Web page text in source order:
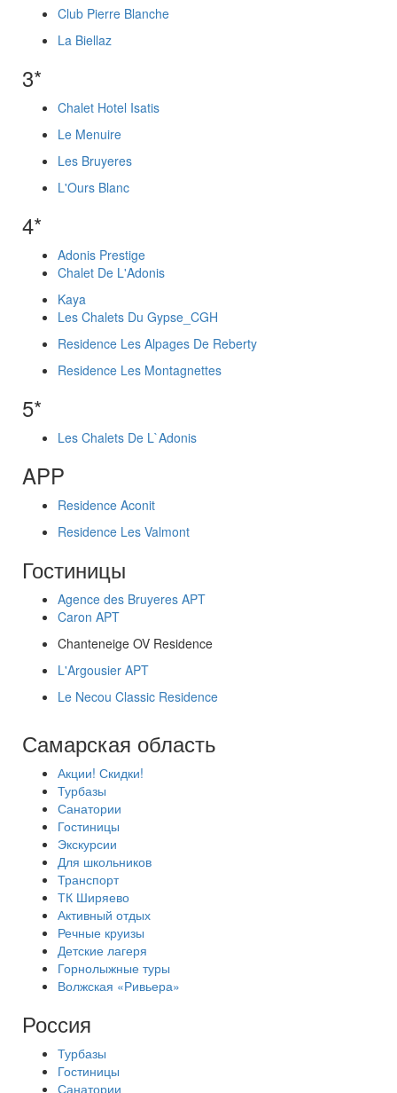
Club Pierre Blanche
La Biellaz
3*
Chalet Hotel Isatis
Le Menuire
Les Bruyeres
L'Ours Blanc
4*
Adonis Prestige
Chalet De L'Adonis
Kaya
Les Chalets Du Gypse_CGH
Residence Les Alpages De Reberty
Residence Les Montagnettes
5*
Les Chalets De L`Adonis
APP
Residence Aconit
Residence Les Valmont
Гостиницы
Agence des Bruyeres APT
Caron APT
Chanteneige OV Residence
L'Argousier APT
Le Necou Classic Residence
Самарская область
Акции! Скидки!
Турбазы
Санатории
Гостиницы
Экскурсии
Для школьников
Транспорт
ТК Ширяево
Активный отдых
Речные круизы
Детские лагеря
Горнолыжные туры
Волжская «Ривьера»
Россия
Турбазы
Гостиницы
Санатории